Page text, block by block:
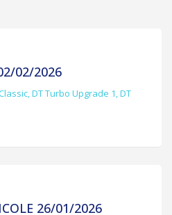
02/2026
,DT Turbo Upgrade 1,DT
26/01/2026